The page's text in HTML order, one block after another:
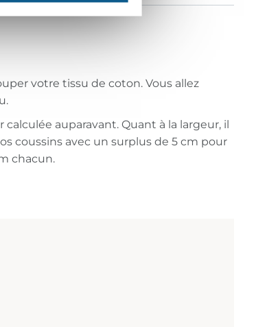
votre tissu de coton. Vous allez
auparavant. Quant à la largeur, il
coussins avec un surplus de 5 cm pour
chacun.